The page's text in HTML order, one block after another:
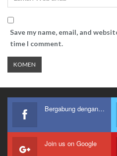
Save my name, email, and
time I comment.
Bergabung dengan kami
Join us on Google